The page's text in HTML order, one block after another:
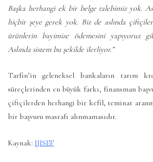
Başka herhangi ek bir belge talebimiz yok.
hiçbir şeye gerek yok. Biz de aslında
ürünlerin bayimize ödemesini yapıyoruz
Aslında sistem bu şekilde ilerliyor.”
Tarfin’in geleneksel bankaların tarım
süreçlerinden en büyük farkı, finansman
çiftçilerden herhangi bir kefil, teminat
bir başvuru masrafı alınmamasıdır.
Kaynak: IJISEF